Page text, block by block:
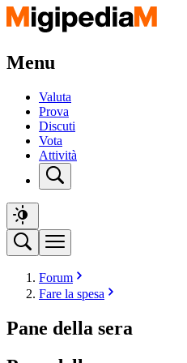
Menu
Valuta
Prova
Discuti
Vota
Attività
Forum
Fare la spesa
Pane della sera